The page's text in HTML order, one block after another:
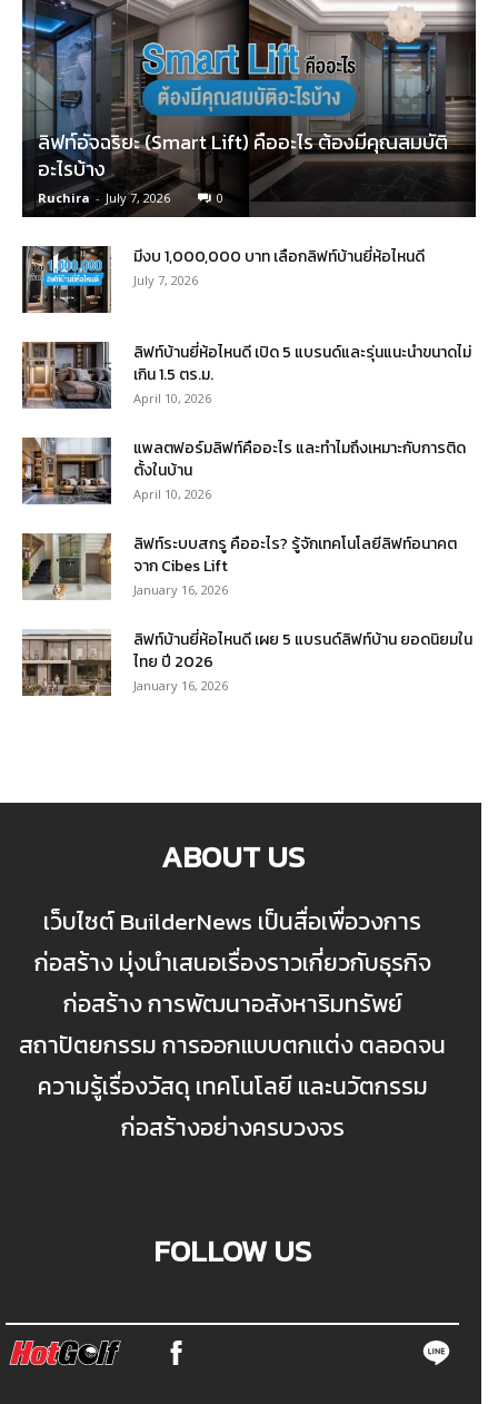
ลิฟท์อัจฉริยะ (Smart Lift) คืออะไร ต้องมีคุณสมบัติ
อะไรบ้าง
Ruchira - July 7, 2026 0
มีงบ 1,000,000 บาท เลือกลิฟท์บ้านยี่ห้อไหนดี
July 7, 2026
ลิฟท์บ้านยี่ห้อไหนดี เปิด 5 แบรนด์และรุ่นแนะนำขนาดไม่
เกิน 1.5 ตร.ม.
April 10, 2026
แพลตฟอร์มลิฟท์คืออะไร และทำไมถึงเหมาะกับการติด
ตั้งในบ้าน
April 10, 2026
ลิฟท์ระบบสกรู คืออะไร? รู้จักเทคโนโลยีลิฟท์อนาคต
จาก Cibes Lift
January 16, 2026
ลิฟท์บ้านยี่ห้อไหนดี เผย 5 แบรนด์ลิฟท์บ้าน ยอดนิยมใน
ไทย ปี 2026
January 16, 2026
ABOUT US
เว็บไซต์ BuilderNews เป็นสื่อเพื่อวงการ
ก่อสร้าง มุ่งนำเสนอเรื่องราวเกี่ยวกับธุรกิจ
ก่อสร้าง การพัฒนาอสังหาริมทรัพย์
สถาปัตยกรรม การออกแบบตกแต่ง ตลอดจน
ความรู้เรื่องวัสดุ เทคโนโลยี และนวัตกรรม
ก่อสร้างอย่างครบวงจร
FOLLOW US